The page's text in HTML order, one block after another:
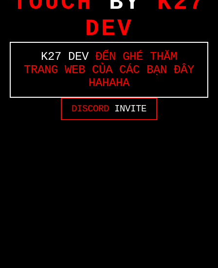
DEV
K27 DEVĐẾN GHÉ THĂM
TRANG WEB CỦA CÁC BẠN ĐÂY
HAHAHA
DISCORD INVITE